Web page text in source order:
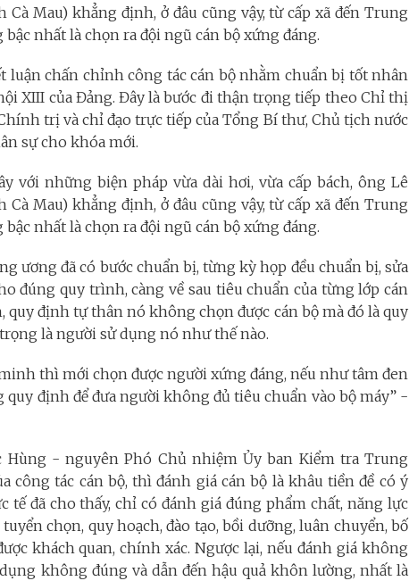
Mau) khẳng định, ở đâu cũng vậy, từ cấp xã đến Trung
nhất là chọn ra đội ngũ cán bộ xứng đáng.
luận chấn chỉnh công tác cán bộ nhằm chuẩn bị tốt nhân
XIII của Đảng. Đây là bước đi thận trọng tiếp theo Chỉ thị
trị và chỉ đạo trực tiếp của Tổng Bí thư, Chủ tịch nước
sự cho khóa mới.
với những biện pháp vừa dài hơi, vừa cấp bách, ông Lê
Mau) khẳng định, ở đâu cũng vậy, từ cấp xã đến Trung
nhất là chọn ra đội ngũ cán bộ xứng đáng.
ương đã có bước chuẩn bị, từng kỳ họp đều chuẩn bị, sửa
đúng quy trình, càng về sau tiêu chuẩn của từng lớp cán
quy định tự thân nó không chọn được cán bộ mà đó là quy
là người sử dụng nó như thế nào.
thì mới chọn được người xứng đáng, nếu như tâm đen
định để đưa người không đủ tiêu chuẩn vào bộ máy” -
Hùng - nguyên Phó Chủ nhiệm Ủy ban Kiểm tra Trung
công tác cán bộ, thì đánh giá cán bộ là khâu tiền đề có ý
tế đã cho thấy, chỉ có đánh giá đúng phẩm chất, năng lực
chọn, quy hoạch, đào tạo, bồi dưỡng, luân chuyển, bố
khách quan, chính xác. Ngược lại, nếu đánh giá không
không đúng và dẫn đến hậu quả khôn lường, nhất là